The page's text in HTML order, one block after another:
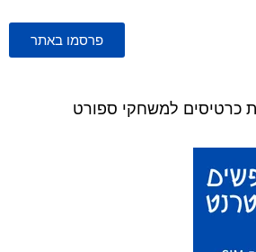
פרסמו באתר
כרטיסים למשחקי ספורט